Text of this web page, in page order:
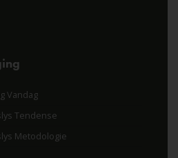
Vandag
Tendense
Metodologie